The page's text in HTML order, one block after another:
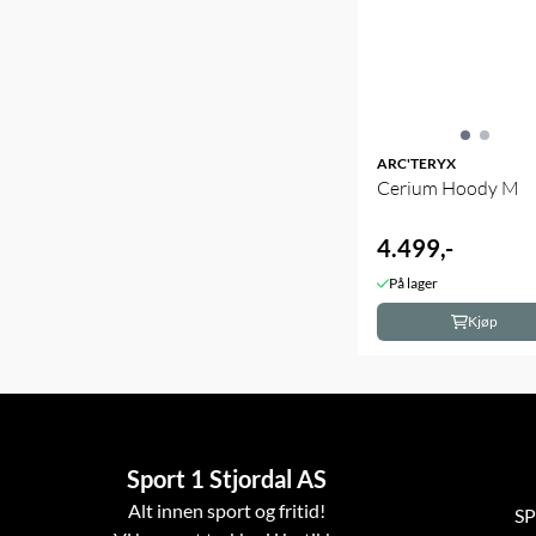
ARC'TERYX
Cerium Hoody M
4.499,-
På lager
Kjøp
Sport 1 Stjordal AS
Alt innen sport og fritid!